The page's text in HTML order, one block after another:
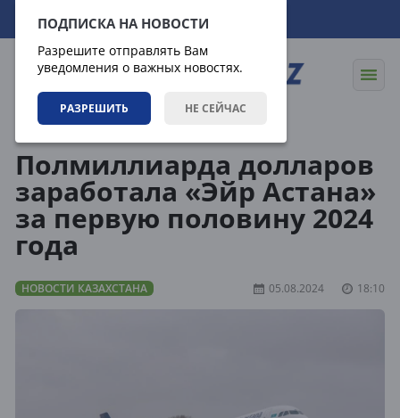
ПОДПИСКА НА НОВОСТИ
Разрешите отправлять Вам
уведомления о важных новостях.
РАЗРЕШИТЬ НЕ СЕЙЧАС
09.08.2026 06:10:02
Полмиллиарда долларов
заработала «Эйр Астана»
за первую половину 2024
года
НОВОСТИ КАЗАХСТАНА 05.08.2024 18:10